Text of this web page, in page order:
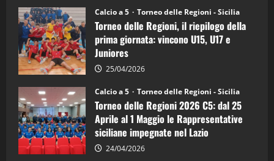
Juniores
è
vicecampione
d’Italia
Calcio a 5 Torneo delle Regioni - Sicilia
Torneo delle Regioni, il riepilogo della
prima giornata: vincono U15, U17 e
Juniores
25/04/2026
Calcio a 5 Torneo delle Regioni - Sicilia
Torneo delle Regioni 2026 C5: dal 25
Aprile al 1 Maggio le Rappresentative
siciliane impegnate nel Lazio
24/04/2026